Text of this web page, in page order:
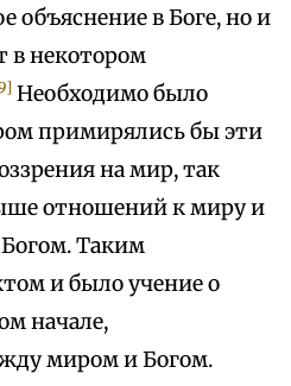
объяснение в Боге, но и
в некотором
Необходимо было
примирялись бы эти
на мир, так
отношений к миру и
Таким
и было учение о
начале,
миром и Богом.